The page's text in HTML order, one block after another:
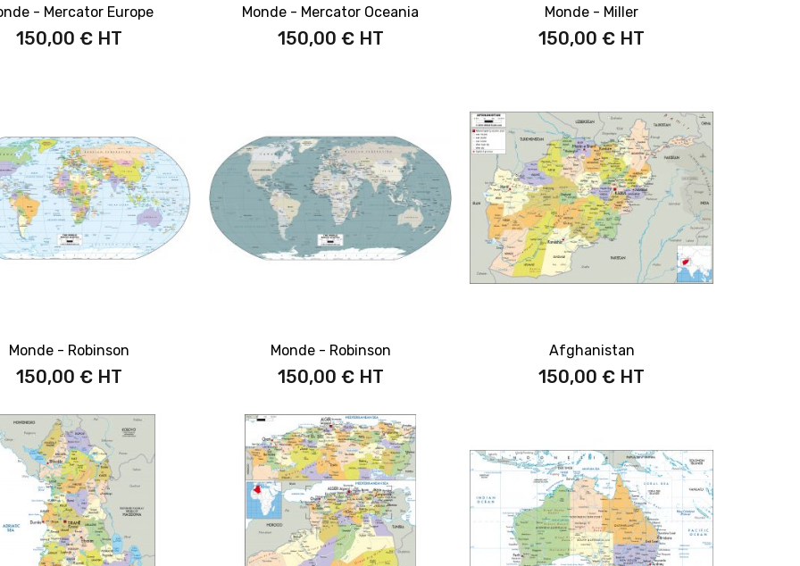
- Mercator Europe
150,00 €
Monde - Mercator Oceania
150,00 €
Monde - Miller
150,00 €
Monde - Robinson
150,00 €
Monde - Robinson
150,00 €
Afghanistan
150,00 €